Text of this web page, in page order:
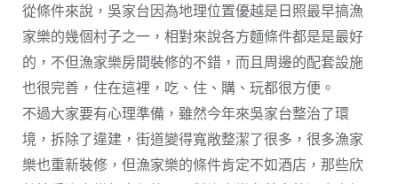
從條件來說，吳家台因為地理位置優越是日照最早搞漁
家樂的幾個村子之一，相對來說各方麵條件都是是最好
的，不但漁家樂房間裝修的不錯，而且周邊的配套設施
也很完善，住在這裡，吃、住、購、玩都很方便。
不過大家要有心理準備，雖然今年來吳家台整治了環
境，拆除了違建，街道變得寬敞整潔了很多，很多漁家
樂也重新裝修，但漁家樂的條件肯定不如酒店，那些欣